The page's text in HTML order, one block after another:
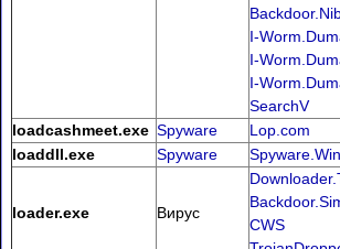
I-
I-
I-
SearchV
loadcashmeet.exe Spyware
Lop.com
loaddll.exe
Spyware
loader.exe Вирус
CWS